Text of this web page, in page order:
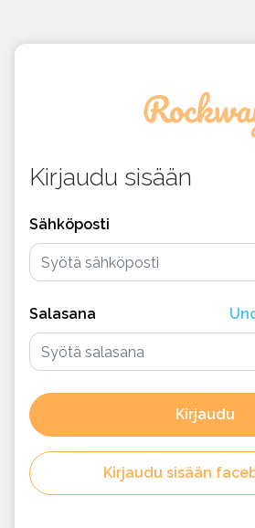
Kirjaudu sisään
Sähköposti
Salasana
Kirjaudu
Kirjaudu sisään